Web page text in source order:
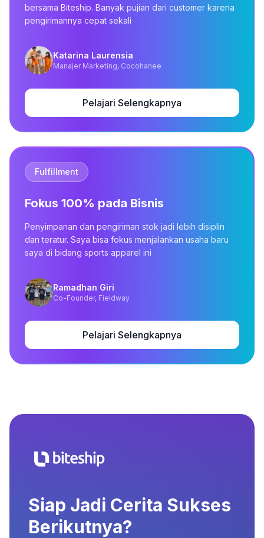
bersama Biteship. Banyak pujian dari customer karena
pengirimannya cepat sekali
Katarina Laurensia
Manajer Marketing, Cocohanee
Pelajari Selengkapnya
Fulfillment
Fokus 100% pada Bisnis
Penyimpanan dan pengiriman stok jadi lebih disiplin
dan teratur. Saya bisa fokus menjalankan usaha baru
saya di bidang sports apparel ini
Ramadhan Giri
Co-Founder, Fieldway
Pelajari Selengkapnya
Siap Jadi Cerita Sukses
Berikutnya?